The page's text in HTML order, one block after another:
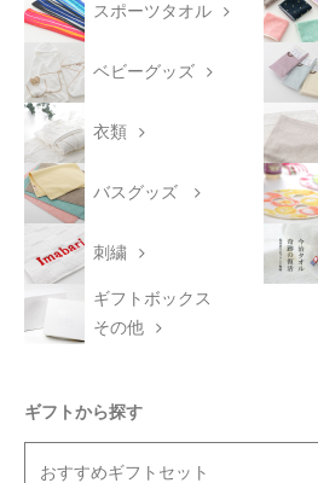
スポーツタオル
ベビーグッズ
衣類
バスグッズ
刺繍
ギフトボックス
その他
ギフトから探す
おすすめギフトセット